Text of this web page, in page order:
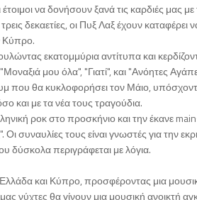
να δονήσουν ξανά τις καρδιές μας με
δεκαετίες, οι Πυξ Λαξ έχουν καταφέρει
Κύπρο.
εκατομμύρια αντίτυπα και
μου όλα", "Γιατί", και "Ανόητες
που θα κυκλοφορήσει τον Μάιο,
και με τα νέα τους τραγούδια.
ροκ στο προσκήνιο και την έκανε
συναυλίες τους είναι γνωστές για την
δύσκολα περιγράφεται με λόγια.
και Κύπρο, προσφέροντας μια
νύχτες θα γίνουν μια μουσική ανοικτή